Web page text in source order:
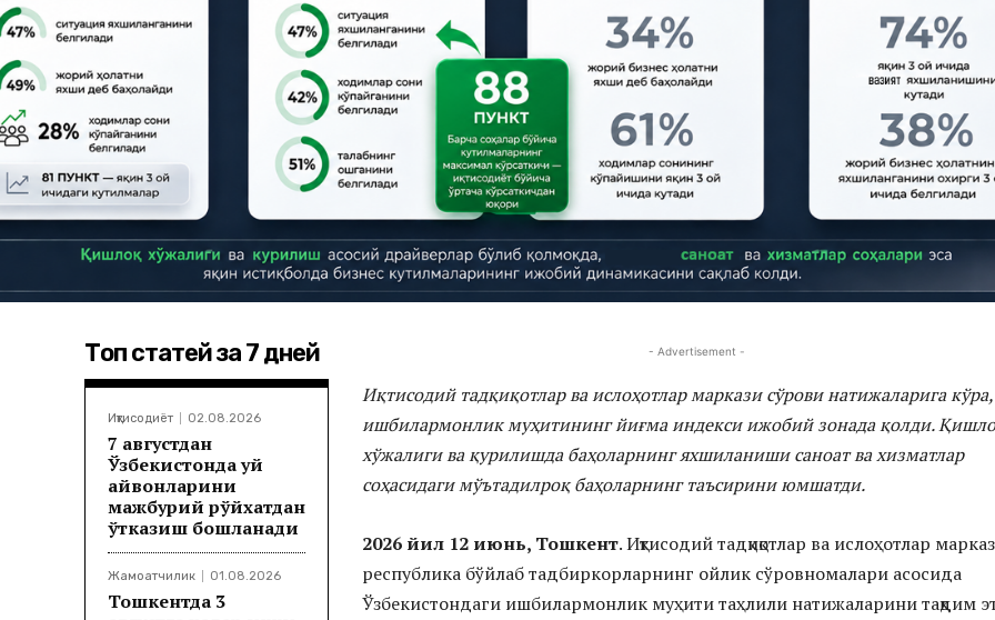
Топ статей за 7 дней
Иқтисодиёт 02.08.2026
7 августдан
Ўзбекистонда уй
ҳайвонларини
мажбурий рўйхатдан
ўтказиш бошланади
Жамоатчилик 01.08.2026
Тошкентда 3
- Advertisement -
Иқтисодий тадқиқотлар ва ислоҳотлар маркази сўрови натижаларига кўра,
ишбилармонлик муҳитининг йиғма индекси ижобий зонада қолди.
хўжалиги ва қурилишда баҳоларнинг яхшиланиши саноат ва хизматлар
соҳасидаги мўътадилроқ баҳоларнинг таъсирини юмшатди.
2026 йил 12 июнь, Тошкент. Иқтисодий тадқиқотлар ва ислоҳотлар
республика бўйлаб тадбиркорларнинг ойлик сўровномалари асосида
Ўзбекистондаги ишбилармонлик муҳити таҳлили натижаларини тақдим